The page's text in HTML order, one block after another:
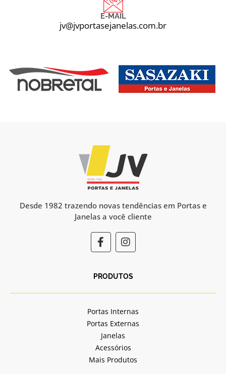
E-MAIL
jv@jvportasejanelas.com.br
Desde 1982 trazendo novas tendências em Portas e
Janelas a você cliente
F
a
c
b
o
k
-
f
I
n
s
a
r
a
m
PRODUTOS
Portas Internas
Portas Externas
Janelas
Acessórios
Mais Produtos